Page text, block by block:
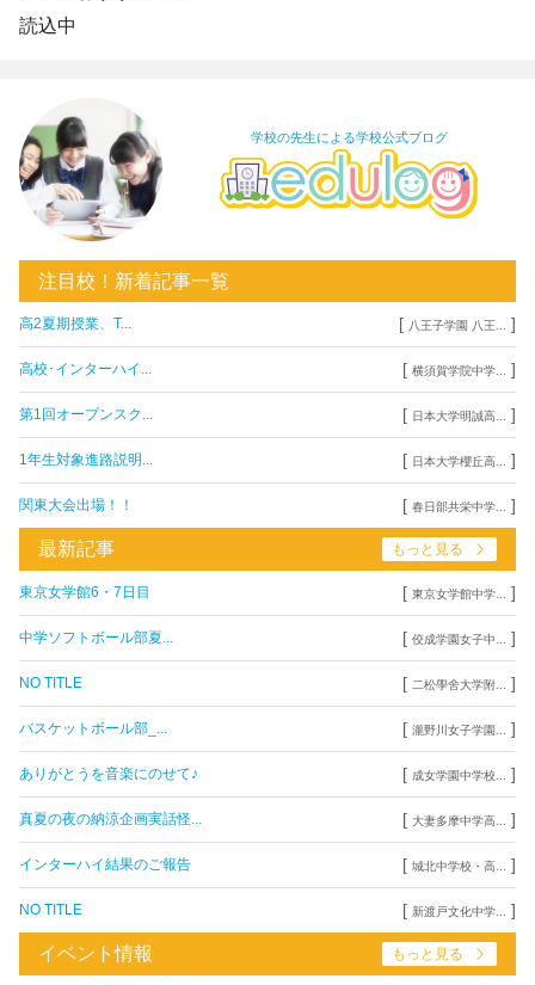
読込中
学校の先生による学校公式ブログ
注目校！新着記事一覧
高2夏期授業、T... [ 八王子学園 八王... ]
高校･インターハイ... [ 横須賀学院中学... ]
第1回オープンスク... [ 日本大学明誠高... ]
1年生対象進路説明... [ 日本大学櫻丘高... ]
関東大会出場！！ [ 春日部共栄中学... ]
最新記事 もっと見る
東京女学館6・7日目 [ 東京女学館中学... ]
中学ソフトボール部夏... [ 佼成学園女子中... ]
NO TITLE [ 二松學舍大学附... ]
バスケットボール部_... [ 瀧野川女子学園... ]
ありがとうを音楽にのせて♪ [ 成女学園中学校... ]
真夏の夜の納涼企画実話怪... [ 大妻多摩中学高... ]
インターハイ結果のご報告 [ 城北中学校・高... ]
NO TITLE [ 新渡戸文化中学... ]
イベント情報 もっと見る